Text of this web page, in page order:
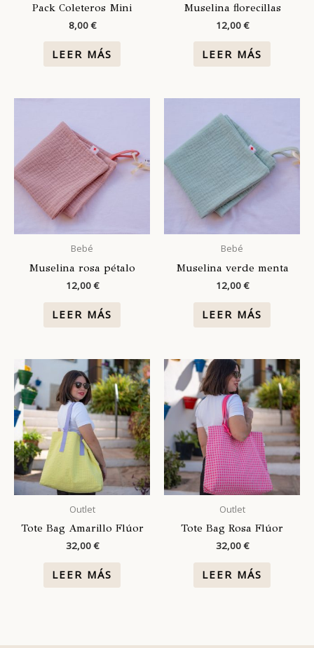
Pack Coleteros Mini
8,00€
LEER MÁS
Muselina florecillas
12,00€
LEER MÁS
Bebé
Muselina rosa pétalo
12,00€
LEER MÁS
Bebé
Muselina verde menta
12,00€
LEER MÁS
Outlet
Tote Bag Amarillo Flúor
32,00€
LEER MÁS
Outlet
Tote Bag Rosa Flúor
32,00€
LEER MÁS